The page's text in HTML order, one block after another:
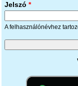
Jelszó *
A felhasználónévhez